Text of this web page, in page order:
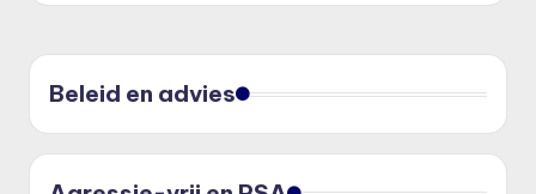
Beleid en advies